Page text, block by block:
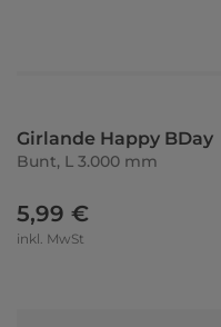
Girlande Happy BDay
Bunt, L 3.000 mm
5,99 €
inkl. MwSt